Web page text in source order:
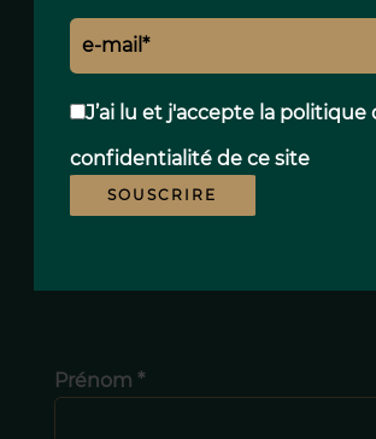
J’ai lu et j'accepte la politique
confidentialitéde ce site
SOUSCRIRE
Maryna BABYCH
Conseillère Paris
+33 6 72 51 68 46
Prénom *